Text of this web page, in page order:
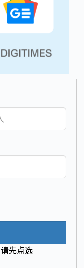
先点选